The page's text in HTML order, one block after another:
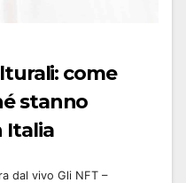
come
stanno
Italia
dal vivo Gli NFT –